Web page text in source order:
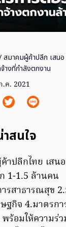
สมาคมผู้ค้าปลีก เสนอ
างที่กำลังตกงาน
.ค. 2021
สนใจ
าปลีกไทย เสน
1-1.5 ล้านคน
รสาธารณสุข
ฐกิจ 4.มาตรก
ร้อมให้ความร่